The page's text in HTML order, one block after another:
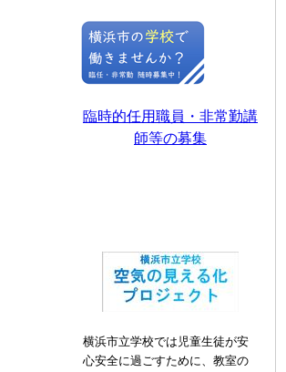
臨時的任用職員・非常勤講
師等の募集
横浜市立学校では児童生徒が安
心安全に過ごすために、教室の